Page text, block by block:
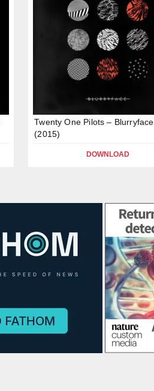
Twenty One Pilots – Blurryface
(2015)
DOWNLOAD